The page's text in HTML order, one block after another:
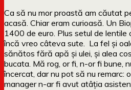
Ca să nu mor proastă am căutat
acasă. Chiar eram curioasă. Un
1400 de euro. Plus setul de lentile
încă vreo câteva sute. La fel și
sănătos fără apă și ulei, și alea
bucata. Mă rog, or fi, n-or fi bune,
încercat, dar nu pot să nu remarc:
manager n-ar fi avut atâția